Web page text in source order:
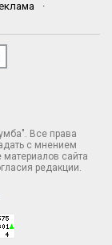
·
Все права
с мнением
материалов сайта
редакции.